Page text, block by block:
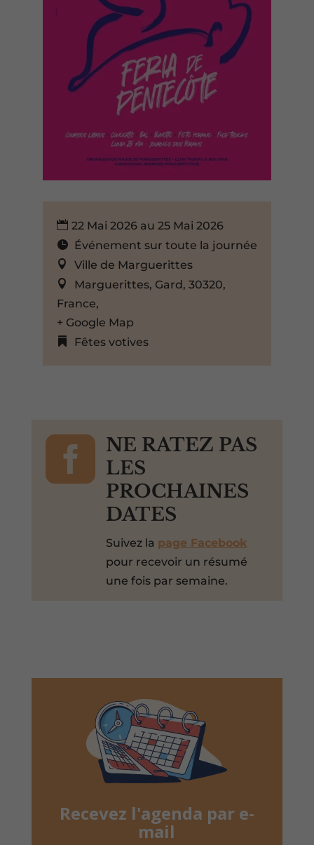
22 Mai 2026 au 25 Mai 2026
Événement sur toute la journée
Ville de Marguerittes
Marguerittes, Gard, 30320,
France,
+ Google Map
Fêtes votives

NE RATEZ PAS
LES
PROCHAINES
DATES
Suivez la page Facebook
pour recevoir un résumé
une fois par semaine.
Recevez l'agenda par e-
mail